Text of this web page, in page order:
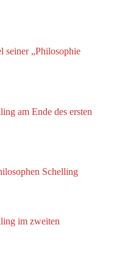
seiner „Philosophie
am Ende des ersten
Schelling
im zweiten